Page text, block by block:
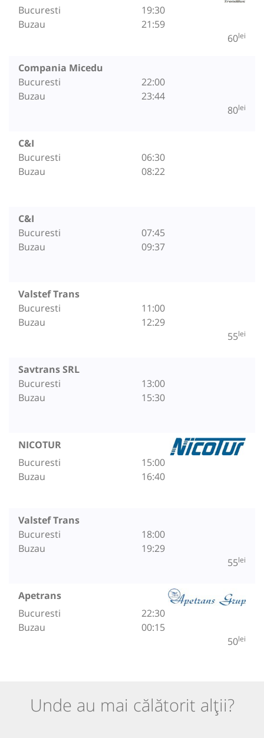
Bucuresti
Buzau
19:30
21:59
60lei
Compania Micedu
Bucuresti
Buzau
22:00
23:44
80lei
C&I
Bucuresti
Buzau
06:30
08:22
C&I
Bucuresti
Buzau
07:45
09:37
Valstef Trans
Bucuresti
Buzau
11:00
12:29
55lei
Savtrans SRL
Bucuresti
Buzau
13:00
15:30
NICOTUR
Bucuresti
Buzau
15:00
16:40
Valstef Trans
Bucuresti
Buzau
18:00
19:29
55lei
Apetrans
Bucuresti
Buzau
22:30
00:15
50lei
Unde au mai călătorit alții?